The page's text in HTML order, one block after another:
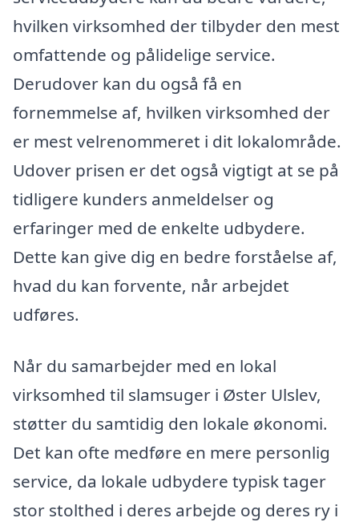
hvilken virksomhed der tilbyder den mest
omfattende og pålidelige service.
Derudover kan du også få en
fornemmelse af, hvilken virksomhed der
er mest velrenommeret i dit lokalområde.
Udover prisen er det også vigtigt at se på
tidligere kunders anmeldelser og
erfaringer med de enkelte udbydere.
Dette kan give dig en bedre forståelse af,
hvad du kan forvente, når arbejdet
udføres.
Når du samarbejder med en lokal
virksomhed til slamsuger i Øster Ulslev,
støtter du samtidig den lokale økonomi.
Det kan ofte medføre en mere personlig
service, da lokale udbydere typisk tager
stor stolthed i deres arbejde og deres ry i